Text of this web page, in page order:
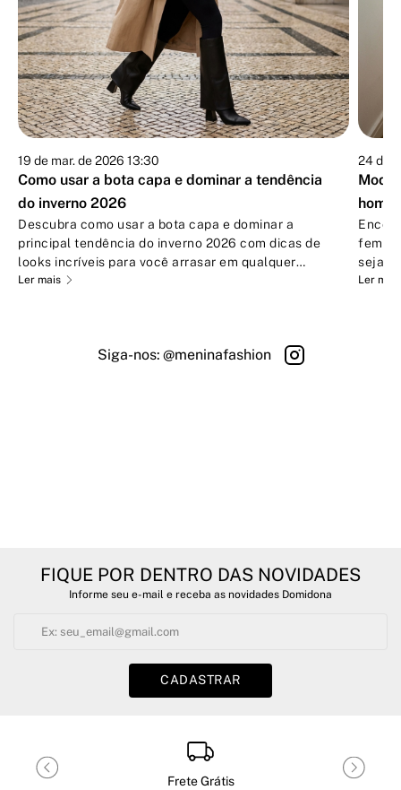
19 de mar. de 2026 13:30
Como usar a bota capa e dominar a tendência
do inverno 2026
Descubra como usar a bota capa e dominar a
principal tendência do inverno 2026 com dicas de
looks incríveis para você arrasar em qualquer
ocasião
Ler mais
24 de
Moda
home
seja
home
Ler mais
Siga-nos: @meninafashion
FIQUE POR DENTRO DAS NOVIDADES
Informe seu e-mail e receba as novidades Domidona
CADASTRAR
Frete Grátis